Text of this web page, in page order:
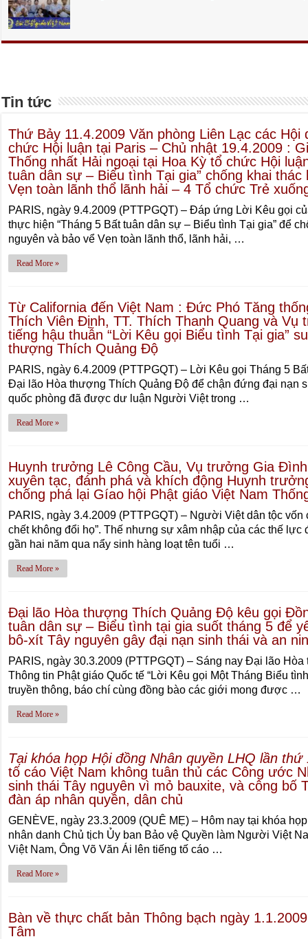
Tin tức
Thứ Bảy 11.4.2009 Văn phòng Liên Lạc các
chức Hội luận tại Paris – Chủ nhật 19.4.2009 :
Thống nhất Hải ngoại tại Hoa Kỳ tổ chức Hội
tuân dân sự – Biểu tình Tại gia” chống khai
Vẹn toàn lãnh thổ lãnh hải – 4 Tổ chức Trẻ
PARIS, ngày 9.4.2009 (PTTPGQT) – Đáp ứng Lời Kêu gọi
thực hiện “Tháng 5 Bất tuân dân sự – Biểu tình Tại gia” để
nguyên và bảo vể Vẹn toàn lãnh thổ, lãnh hải, …
Read More »
Từ California đến Việt Nam : Đức Phó Tăng
Thích Viên Định, TT. Thích Thanh Quang và
tiếng hậu thuẫn “Lời Kêu gọi Biểu tình Tại gia”
thượng Thích Quảng Độ
PARIS, ngày 6.4.2009 (PTTPGQT) – Lời Kêu gọi Tháng 5
Đại lão Hòa thượng Thích Quảng Độ để chận đứng đại nạn
quốc phòng đã được dư luận Người Việt trong …
Read More »
Huynh trưởng Lê Công Cầu, Vụ trưởng Gia
xuyên tạc, đánh phá và khích động Huynh
chống phá lại Gíao hội Phật giáo Việt Nam
PARIS, ngày 3.4.2009 (PTTPGQT) – Người Việt dân tộc vốn
chết không đổi họ”. Thế nhưng sự xâm nhập của các thế
gần hai năm qua nẩy sinh hàng loạt tên tuổi …
Read More »
Đại lão Hòa thượng Thích Quảng Độ kêu gọi
tuân dân sự – Biểu tình tại gia suốt tháng 5 để
bô-xít Tây nguyên gây đại nạn sinh thái và an
PARIS, ngày 30.3.2009 (PTTPGQT) – Sáng nay Đại lão
Thông tin Phật giáo Quốc tế “Lời Kêu gọi Một Tháng Biểu
truyền thông, báo chí cùng đồng bào các giới mong được …
Read More »
Tại khóa họp Hội đồng Nhân quyền LHQ lần
tố cáo Việt Nam không tuân thủ các Công ước
sinh thái Tây nguyên vì mỏ bauxite, và công bố
đàn áp nhân quyền, dân chủ
GENÈVE, ngày 23.3.2009 (QUÊ MẸ) – Hôm nay tại khóa
nhân danh Chủ tịch Ủy ban Bảo vệ Quyền làm Người Việt
Việt Nam, Ông Võ Văn Ái lên tiếng tố cáo …
Read More »
Bàn về thực chất bản Thông bạch ngày
Tâm